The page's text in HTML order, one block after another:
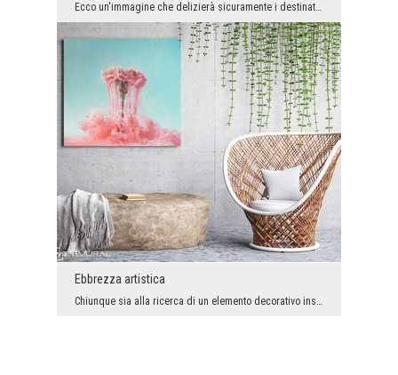
Ecco un'immagine che delizierà sicuramente i destinatari più esigenti e questi che amano una gran...
Ebbrezza artistica
Chiunque sia alla ricerca di un elemento decorativo insolito nel proprio interno, lo ha trovato o...